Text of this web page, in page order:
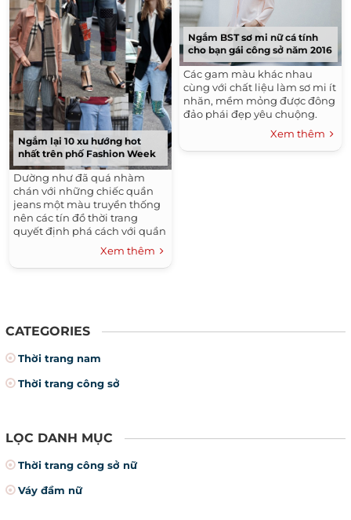
Ngắm lại 10 xu hướng hot
nhất trên phố Fashion Week
Dường như đã quá nhàm
chán với những chiếc quần
jeans một màu truyền thống
nên các tín đồ thời trang
quyết định phá cách với quần
jeans chắp vá. Đây cũng là ý
tưởng để các cô nàng đam
mê thời trang 'tái chế' cho
Xem thêm
Ngắm BST sơ mi nữ cá tính
cho bạn gái công sở năm 2016
Các gam màu khác nhau
cùng với chất liệu làm sơ mi ít
nhăn, mềm mỏng được đông
đảo phái đẹp yêu chuộng.
Xem thêm
CATEGORIES
Thời trang nam
Thời trang công sở
LỌC DANH MỤC
Thời trang công sở nữ
Váy đầm nữ